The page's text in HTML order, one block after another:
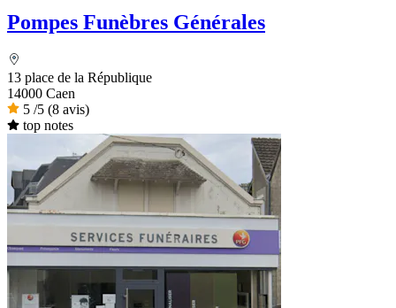
Pompes Funèbres Générales
13 place de la République
14000 Caen
5 /5 (8 avis)
top notes